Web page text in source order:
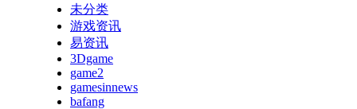
未分类
游戏资讯
易资讯
3Dgame
game2
gamesinnews
bafang